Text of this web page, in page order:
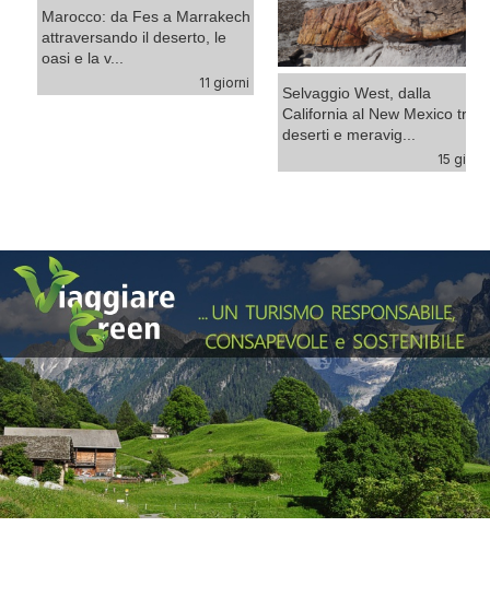
a Marrakech
le
Selvaggio West, dalla
California al New Mexico tra
dalle spiagge del
dune del Rub A...